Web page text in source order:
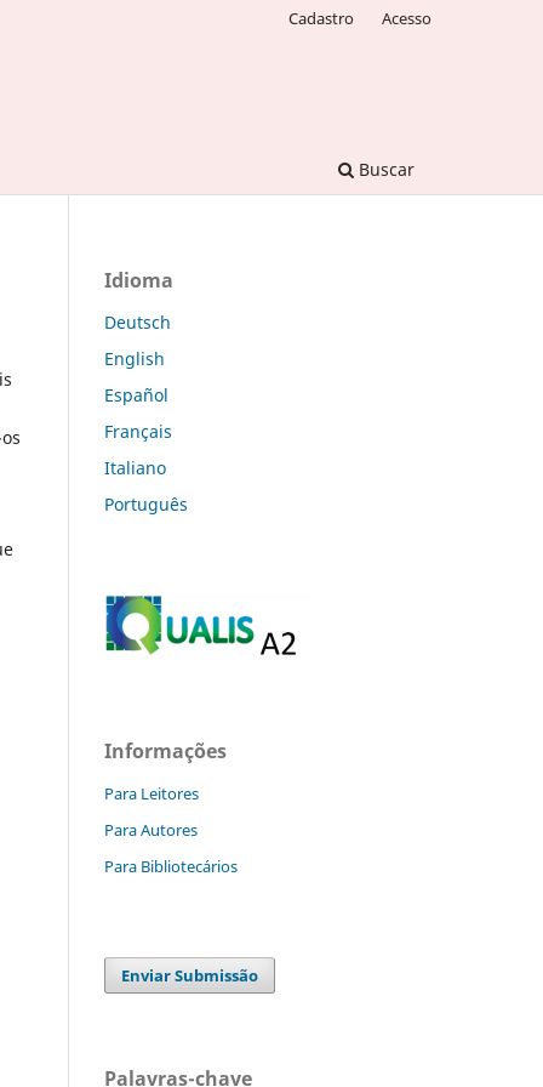
Buscar
Cadastro Acesso
Idioma
Deutsch
English
Español
Français
Italiano
Português
Informações
Para Leitores
Para Autores
Para Bibliotecários
Enviar Submissão
Palavras-chave